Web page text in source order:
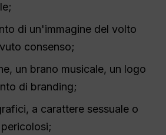
di un'immagine del volto
consenso;
un brano musicale, un logo
di branding;
a carattere sessuale o